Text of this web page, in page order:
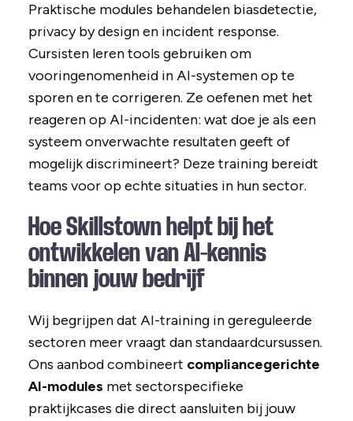
Praktische modules behandelen biasdetectie,
privacy by design en incident response.
Cursisten leren tools gebruiken om
vooringenomenheid in AI-systemen op te
sporen en te corrigeren. Ze oefenen met het
reageren op AI-incidenten: wat doe je als een
systeem onverwachte resultaten geeft of
mogelijk discrimineert? Deze training bereidt
teams voor op echte situaties in hun sector.
Hoe Skillstown helpt bij het
ontwikkelen van AI-kennis
binnen jouw bedrijf
Wij begrijpen dat AI-training in gereguleerde
sectoren meer vraagt dan standaardcursussen.
Ons aanbod combineert compliancegerichte
AI-modules met sectorspecifieke
praktijkcases die direct aansluiten bij jouw